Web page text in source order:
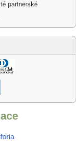
partnerské